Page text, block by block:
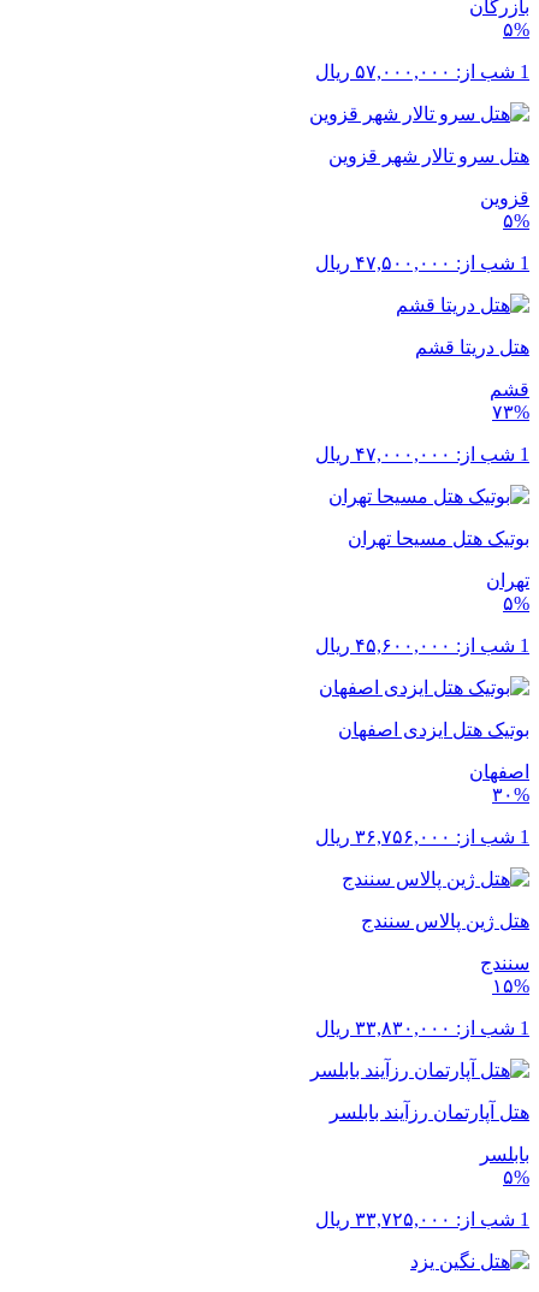
بازرگان
۵%
1 شب از: ۵۷,۰۰۰,۰۰۰ ریال
هتل سرو تالار شهر قزوین
قزوین
۵%
1 شب از: ۴۷,۵۰۰,۰۰۰ ریال
هتل دریتا قشم
قشم
۷۳%
1 شب از: ۴۷,۰۰۰,۰۰۰ ریال
بوتیک هتل مسیحا تهران
تهران
۵%
1 شب از: ۴۵,۶۰۰,۰۰۰ ریال
بوتیک هتل ایزدی اصفهان
اصفهان
۳۰%
1 شب از: ۳۶,۷۵۶,۰۰۰ ریال
هتل ژین پالاس سنندج
سنندج
۱۵%
1 شب از: ۳۳,۸۳۰,۰۰۰ ریال
هتل آپارتمان رزآیند بابلسر
بابلسر
۵%
1 شب از: ۳۳,۷۲۵,۰۰۰ ریال